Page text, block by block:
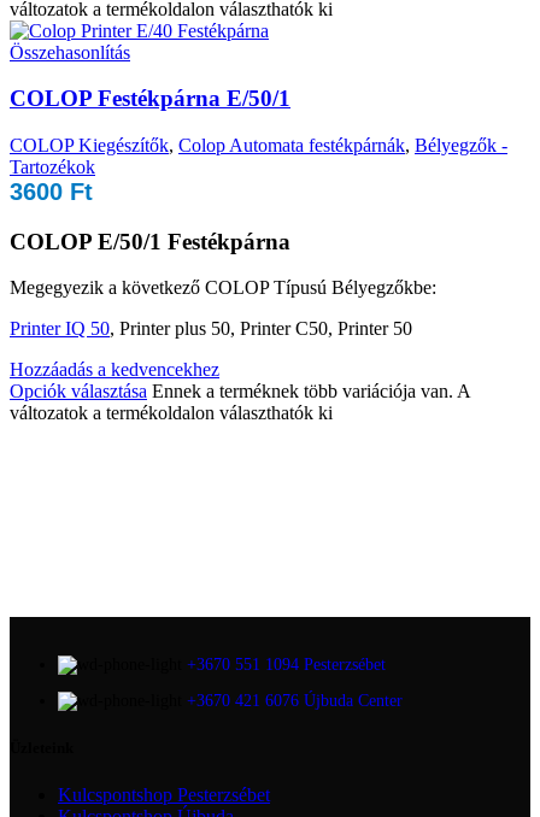
változatok a termékoldalon választhatók ki
Összehasonlítás
COLOP Festékpárna E/50/1
COLOP Kiegészítők, Colop Automata festékpárnák, Bélyegzők -
Tartozékok
3600 Ft
COLOP E/50/1 Festékpárna
Megegyezik a következő COLOP Típusú Bélyegzőkbe:
Printer IQ 50, Printer plus 50, Printer C50, Printer 50
Hozzáadás a kedvencekhez
Opciók választása Ennek a terméknek több variációja van. A
változatok a termékoldalon választhatók ki
+3670 551 1094 Pesterzsébet
+3670 421 6076 Újbuda Center
Kulcspontshop Pesterzsébet